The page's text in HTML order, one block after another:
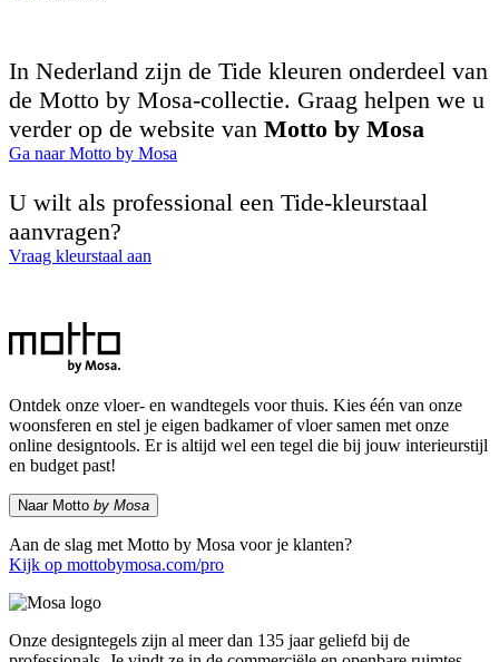
In Nederland zijn de Tide kleuren onderdeel van
de Motto by Mosa-collectie. Graag helpen we u
verder op de website van Motto by Mosa
Ga naar Motto by Mosa
U wilt als professional een Tide-kleurstaal
aanvragen?
Vraag kleurstaal aan
Ontdek onze vloer- en wandtegels voor thuis. Kies één van onze
woonsferen en stel je eigen badkamer of vloer samen met onze
online designtools. Er is altijd wel een tegel die bij jouw interieurstijl
en budget past!
Naar Motto by Mosa
Aan de slag met Motto by Mosa voor je klanten?
Kijk op mottobymosa.com/pro
Onze designtegels zijn al meer dan 135 jaar geliefd bij de